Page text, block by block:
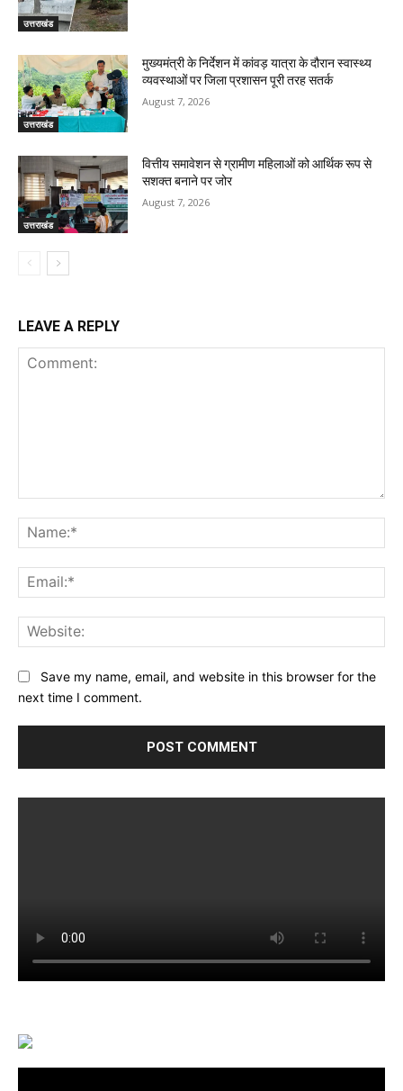
उत्तराखंड
उत्तराखंड
मुख्यमंत्री के निर्देशन में कांवड़ यात्रा के दौरान स्वास्थ्य
व्यवस्थाओं पर जिला प्रशासन पूरी तरह सतर्क
August 7, 2026
उत्तराखंड
वित्तीय समावेशन से ग्रामीण महिलाओं को आर्थिक रूप से
सशक्त बनाने पर जोर
August 7, 2026
LEAVE A REPLY
Save my name, email, and website in this browser for the
next time I comment.